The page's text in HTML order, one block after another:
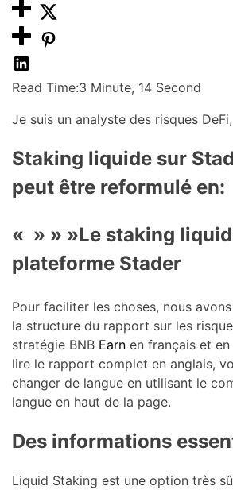
Read Time:3 Minute, 14 Second
Je suis un analyste des risques
Staking liquide sur
peut être reformulé en:
« » » »Le staking
plateforme Stader
Pour faciliter les choses, nous
la structure du rapport sur les
stratégie BNB Earn en français et
lire le rapport complet en anglais,
changer de langue en utilisant le
langue en haut de la page.
Des informations
Liquid Staking est une option très